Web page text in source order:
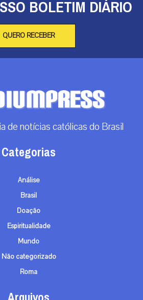
BOLETIM DIÁRIO
QUERO RECEBER
de notícias católicas do Brasil
Categorias
Análise
Brasil
Doação
Espiritualidade
Mundo
Não categorizado
Roma